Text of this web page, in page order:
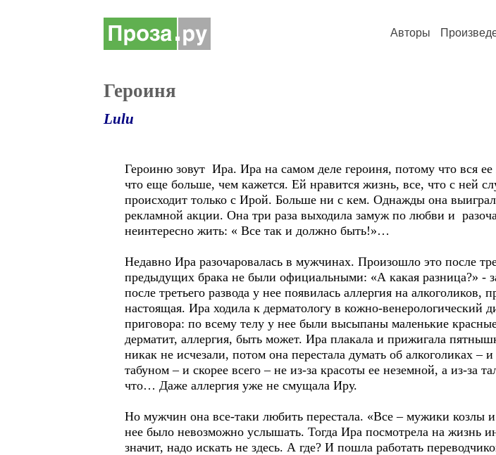
Авторы
Героиня
Lulu
Героиню зовут Ира. Ира на самом деле героиня, потому что вся
что еще больше, чем кажется. Ей нравится жизнь, все, что с ней
происходит только с Ирой. Больше ни с кем. Однажды она
рекламной акции. Она три раза выходила замуж по любви и
неинтересно жить: « Все так и должно быть!»…
Недавно Ира разочаровалась в мужчинах. Произошло это после
предыдущих брака не были официальными: «А какая разница?» -
после третьего развода у нее появилась аллергия на
настоящая. Ира ходила к дерматологу в кожно-венерологический
приговора: по всему телу у нее были высыпаны маленькие
дерматит, аллергия, быть может. Ира плакала и прижигала
никак не исчезали, потом она перестала думать об
табуном – и скорее всего – не из-за красоты ее неземной, а из-за
что… Даже аллергия уже не смущала Иру.
Но мужчин она все-таки любить перестала. «Все – мужики козлы и
нее было невозможно услышать. Тогда Ира посмотрела на жизнь
значит, надо искать не здесь. А где? И пошла работать